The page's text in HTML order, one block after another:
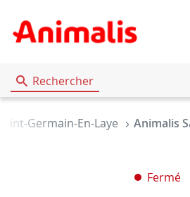
Rechercher
Germain-En-Laye Animalis
Fermé